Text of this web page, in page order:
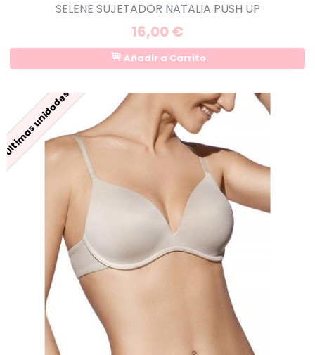
SELENE SUJETADOR NATALIA PUSH UP
16,00 €
Añadir a Carrito
Últimas unidades